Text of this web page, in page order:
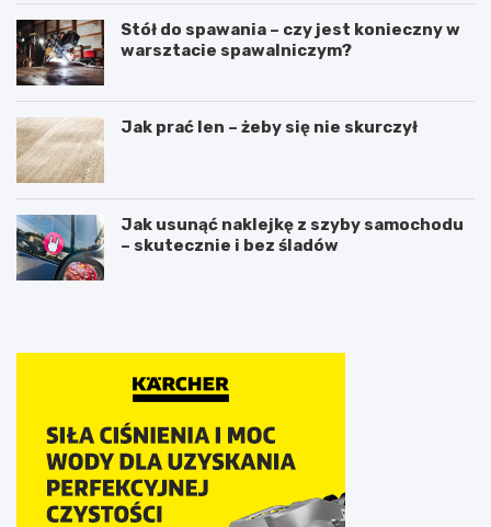
Stół do spawania – czy jest konieczny w
warsztacie spawalniczym?
Jak prać len – żeby się nie skurczył
Jak usunąć naklejkę z szyby samochodu
– skutecznie i bez śladów